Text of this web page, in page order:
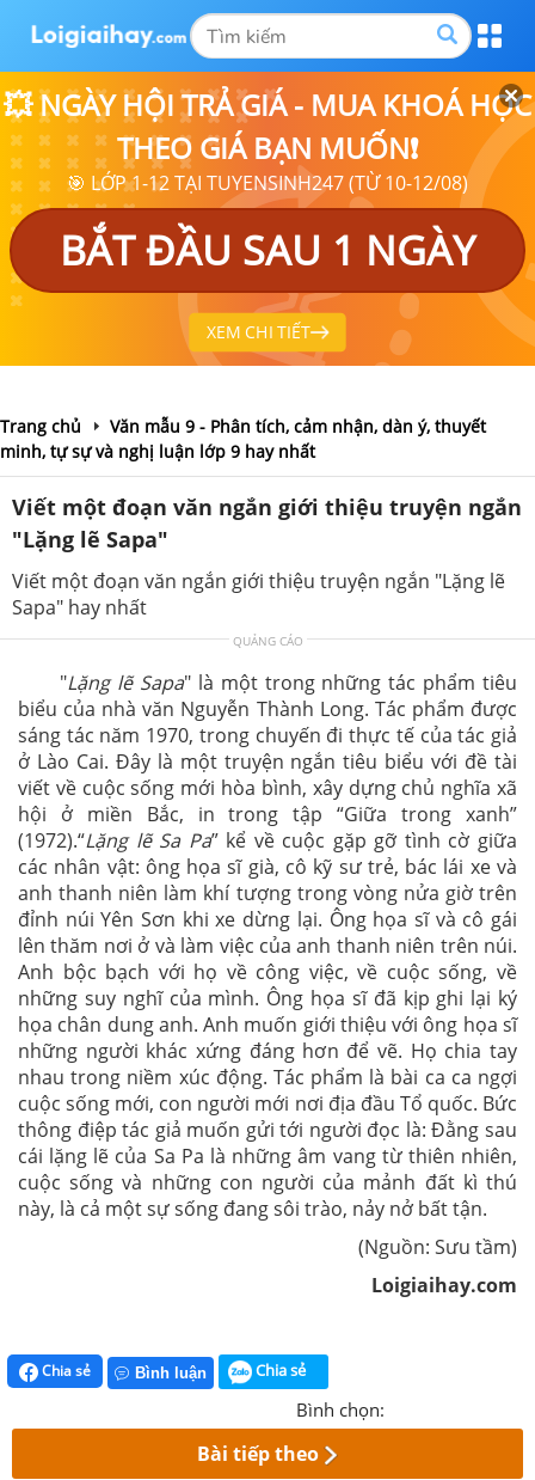
💥 NGÀY HỘI TRẢ GIÁ - MUA KHOÁ HỌC
THEO GIÁ BẠN MUỐN❗
🎯 LỚP 1-12 TẠI TUYENSINH247 (TỪ 10-12/08)
BẮT ĐẦU SAU 1 NGÀY
XEM CHI TIẾT
Trang chủ
Văn mẫu 9 - Phân tích, cảm nhận, dàn ý, thuyết
minh, tự sự và nghị luận lớp 9 hay nhất
Viết một đoạn văn ngắn giới thiệu truyện ngắn
"Lặng lẽ Sapa"
Viết một đoạn văn ngắn giới thiệu truyện ngắn "Lặng lẽ
Sapa" hay nhất
QUẢNG CÁO
"Lặng lẽ Sapa" là một trong những tác phẩm tiêu
biểu của nhà văn Nguyễn Thành Long. Tác phẩm được
sáng tác năm 1970, trong chuyến đi thực tế của tác giả
ở Lào Cai. Đây là một truyện ngắn tiêu biểu với đề tài
viết về cuộc sống mới hòa bình, xây dựng chủ nghĩa xã
hội ở miền Bắc, in trong tập “Giữa trong xanh”
(1972).“Lặng lẽ Sa Pa” kể về cuộc gặp gỡ tình cờ giữa
các nhân vật: ông họa sĩ già, cô kỹ sư trẻ, bác lái xe và
anh thanh niên làm khí tượng trong vòng nửa giờ trên
đỉnh núi Yên Sơn khi xe dừng lại. Ông họa sĩ và cô gái
lên thăm nơi ở và làm việc của anh thanh niên trên núi.
Anh bộc bạch với họ về công việc, về cuộc sống, về
những suy nghĩ của mình. Ông họa sĩ đã kịp ghi lại ký
họa chân dung anh. Anh muốn giới thiệu với ông họa sĩ
những người khác xứng đáng hơn để vẽ. Họ chia tay
nhau trong niềm xúc động. Tác phẩm là bài ca ca ngợi
cuộc sống mới, con người mới nơi địa đầu Tổ quốc. Bức
thông điệp tác giả muốn gửi tới người đọc là: Đằng sau
cái lặng lẽ của Sa Pa là những âm vang từ thiên nhiên,
cuộc sống và những con người của mảnh đất kì thú
này, là cả một sự sống đang sôi trào, nảy nở bất tận.
(Nguồn: Sưu tầm)
Loigiaihay.com
Chia sẻ Bình luận Chia sẻ
Bình chọn:
Bài tiếp theo